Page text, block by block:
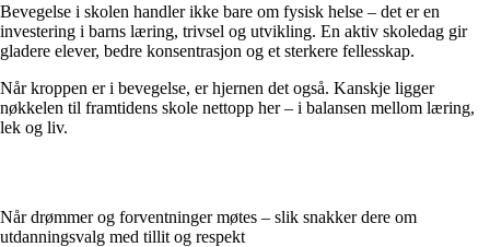
Bevegelse i skolen handler ikke bare om fysisk helse – det er en
investering i barns læring, trivsel og utvikling. En aktiv skoledag gir
gladere elever, bedre konsentrasjon og et sterkere fellesskap.
Når kroppen er i bevegelse, er hjernen det også. Kanskje ligger
nøkkelen til framtidens skole nettopp her – i balansen mellom læring,
lek og liv.
Når drømmer og forventninger møtes – slik snakker dere om
utdanningsvalg med tillit og respekt